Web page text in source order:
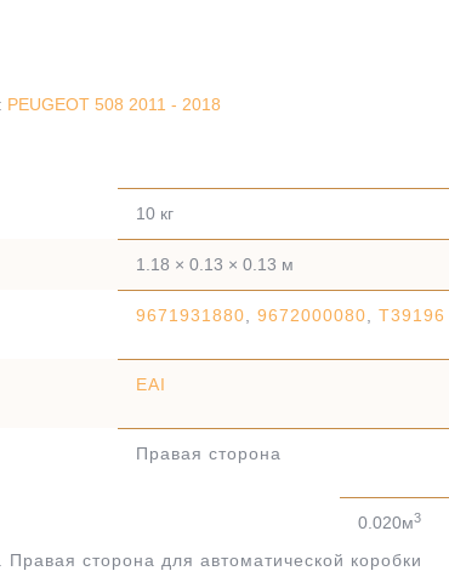
PEUGEOT 508 2011 - 2018
10 кг
1.18 × 0.13 × 0.13 м
9671931880 9672000080 T39196
EAI
Правая сторона
0.020м3
сторона для автоматической коробки